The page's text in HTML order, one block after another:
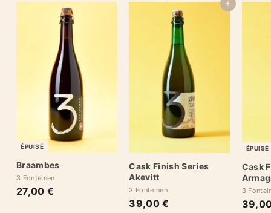
ÉPUISÉ
Braambes
3 Fonteinen
27,00 €
Ajouter au panier
Cask Finish Series
Akevitt
3 Fonteinen
39,00 €
ÉPUISÉ
Cask
3